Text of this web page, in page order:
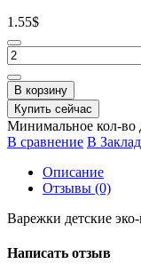
1.55$
В корзину
Купить сейчас
Минимальное кол-во
В сравнение В
Описание
Отзывы (0)
Варежки детские
Написать отзыв